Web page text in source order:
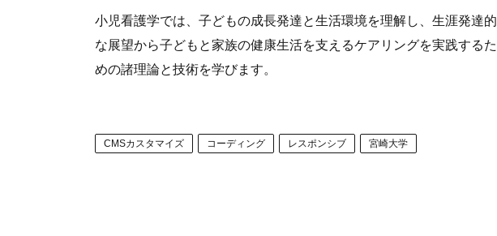
小児看護学では、子どもの成長発達と生活環境を理解し、生涯発達的
な展望から子どもと家族の健康生活を支えるケアリングを実践するた
めの諸理論と技術を学びます。
CMSカスタマイズ コーディング レスポンシブ 宮崎大学